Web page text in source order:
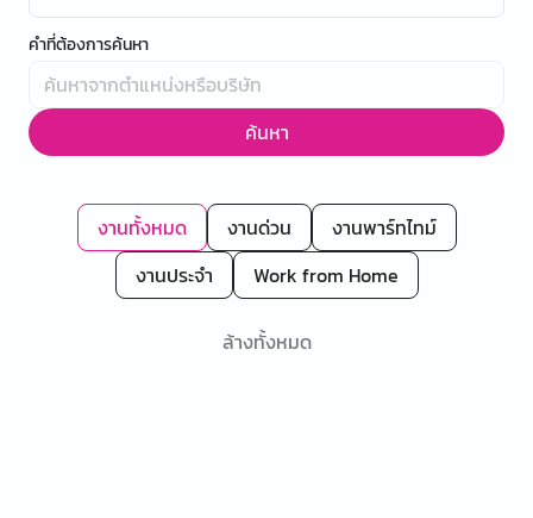
คำที่ต้องการค้นหา
ค้นหา
งานทั้งหมด งานด่วน
งานพาร์ทไทม์
งานประจำ
Work from Home
ล้างทั้งหมด